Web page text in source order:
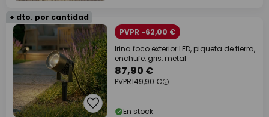
+ dto. por cantidad
PVPR -62,00 €
Irina foco exterior LED, piqueta de tierra,
enchufe, gris, metal
87,90 €
PVPR149,90 €
En stock